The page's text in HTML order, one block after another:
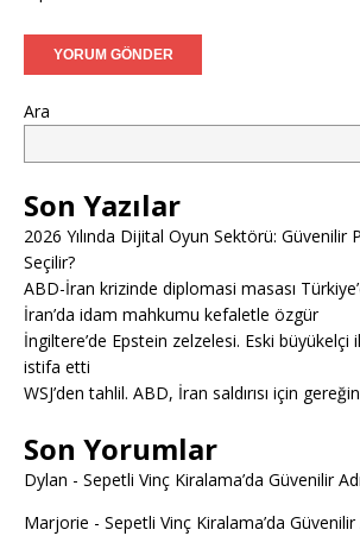
Ara
Son Yazılar
2026 Yılında Dijital Oyun Sektörü: Güvenilir
Seçilir?
ABD-İran krizinde diplomasi masası
İran’da idam mahkumu kefaletle özgür
İngiltere’de Epstein zelzelesi. Eski
istifa etti
WSJ’den tahlil. ABD, İran saldırısı için
Son Yorumlar
Dylan - Sepetli Vinç Kiralama’da Güvenilir
Marjorie - Sepetli Vinç Kiralama’da